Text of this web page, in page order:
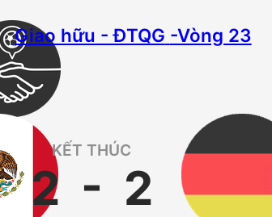
Giao hữu - ĐTQG -Vòng 23
KẾT THÚC
2 - 2